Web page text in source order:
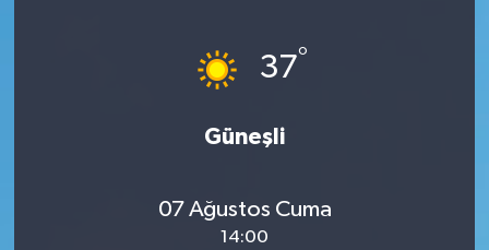
37°
Güneşli
07 Ağustos Cuma
14:00